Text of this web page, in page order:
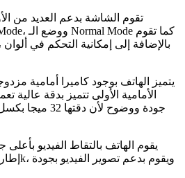
الأمامية الأولى تتميز بدقة عالية
جودة ووضوح لأن